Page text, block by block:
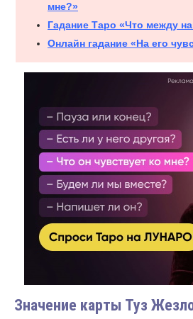
мне?»
Гадание Таро «Что между
Онлайн гадание «На его
Значение карты Туз